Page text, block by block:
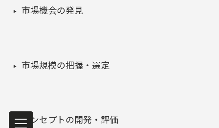
市場機会の発見
市場規模の把握・選定
コンセプトの開発・評価